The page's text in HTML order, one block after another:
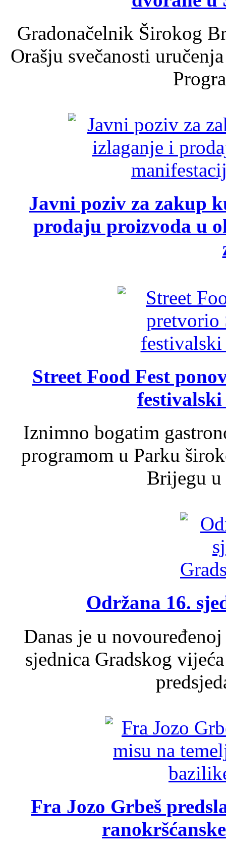
Gradonačelnik Širokog
Orašju svečanosti
Javni poziv za zakup
prodaju proizvoda u
Street Food Fest
Iznimno bogatim
programom u Parku
Brijegu u
Održana 16.
Danas je u
sjednica Gradskog
Fra Jozo Grbeš